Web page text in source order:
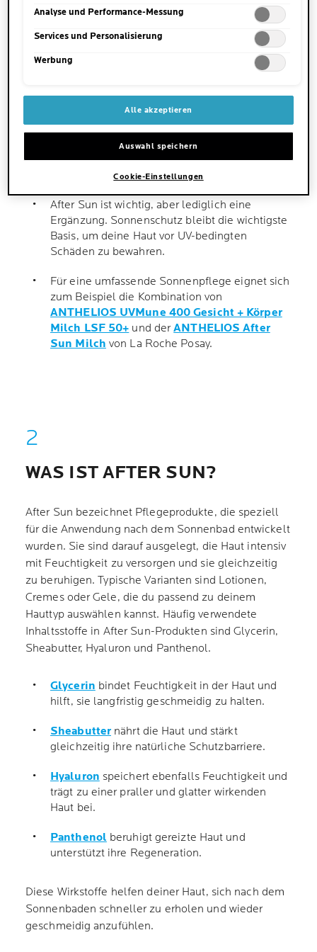
After Sun ist eine spezielle Hautpflege „nach
der Sonne“. Sie kühlt und hydratisiert die
Haut.
sanften Hautpflege nach der Sonne.
Stellst du einen Sonnenbrand fest, gehe am
besten sofort aus der Sonne, kühle die
betroffene Stelle und beruhige sie mit einer
After Sun-Pflege.
After Sun ist wichtig, aber lediglich eine
Ergänzung. Sonnenschutz bleibt die wichtigste
Basis, um deine Haut vor UV-bedingten
Schäden zu bewahren.
Für eine umfassende Sonnenpflege eignet sich
zum Beispiel die Kombination von
ANTHELIOS UVMune 400 Gesicht + Körper
Milch LSF 50+ und derANTHELIOS After
Sun Milch von La Roche Posay.
WAS IST AFTER SUN?
After Sun bezeichnet Pflegeprodukte, die speziell
für die Anwendung nach dem Sonnenbad entwickelt
wurden. Sie sind darauf ausgelegt, die Haut intensiv
mit Feuchtigkeit zu versorgen und sie gleichzeitig
zu beruhigen. Typische Varianten sind Lotionen,
Cremes oder Gele, die du passend zu deinem
Hauttyp auswählen kannst. Häufig verwendete
Inhaltsstoffe in After Sun-Produkten sind Glycerin,
Sheabutter, Hyaluron und Panthenol.
Glycerin bindet Feuchtigkeit in der Haut und
hilft, sie langfristig geschmeidig zu halten.
Sheabutter nährt die Haut und stärkt
gleichzeitig ihre natürliche Schutzbarriere.
Hyaluron speichert ebenfalls Feuchtigkeit und
trägt zu einer praller und glatter wirkenden
Haut bei.
Panthenol beruhigt gereizte Haut und
unterstützt ihre Regeneration.
Diese Wirkstoffe helfen deiner Haut, sich nach dem
Sonnenbaden schneller zu erholen und wieder
geschmeidig anzufühlen.
unsere Datenschutzinformationen.
Analyse und Performance-Messung
Services und Personalisierung
Werbung
Alle akzeptieren
Auswahl speichern
Cookie-Einstellungen